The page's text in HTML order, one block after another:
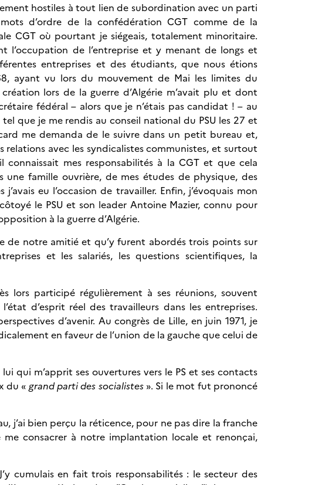
hostiles à tout lien de subordination avec un parti
d’ordre de la confédération CGT comme de la
CGT où pourtant je siégeais, totalement minoritaire.
l’occupation de l’entreprise et y menant de longs et
entreprises et des étudiants, que nous étions
ayant vu lors du mouvement de Mai les limites du
lors de la guerre d’Algérie m’avait plu et dont
fédéral – alors que je n’étais pas candidat ! – au
que je me rendis au conseil national du PSU les 27 et
me demanda de le suivre dans un petit bureau et,
relations avec les syndicalistes communistes, et surtout
connaissait mes responsabilités à la CGT et que cela
une famille ouvrière, de mes études de physique, des
eu l’occasion de travailler. Enfin, j’évoquais mon
le PSU et son leader Antoine Mazier, connu pour
à la guerre d’Algérie.
de notre amitié et qu’y furent abordés trois points sur
et les salariés, les questions scientifiques, la
lors participé régulièrement à ses réunions, souvent
d’esprit réel des travailleurs dans les entreprises.
d’avenir. Au congrès de Lille, en juin 1971, je
en faveur de l’union de la gauche que celui de
qui m’apprit ses ouvertures vers le PS et ses contacts
du « grand parti des socialistes». Si le mot fut prononcé
j’ai bien perçu la réticence, pour ne pas dire la franche
consacrer à notre implantation locale et renonçai,
cumulais en fait trois responsabilités : le secteur des